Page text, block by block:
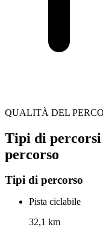
QUALITÀ DEL
Tipi di
percorso
Tipi di percorso
Pista ciclabile
32,1 km